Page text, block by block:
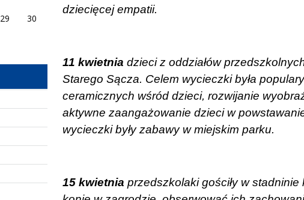
29 30
dziecięcej empatii.
11 kwietnia dzieci z oddziałów
Starego Sącza. Celem wycieczki była
ceramicznych wśród dzieci, rozwijanie
aktywne zaangażowanie dzieci w
wycieczki były zabawy w miejskim parku.
15 kwietnia przedszkolaki gościły w